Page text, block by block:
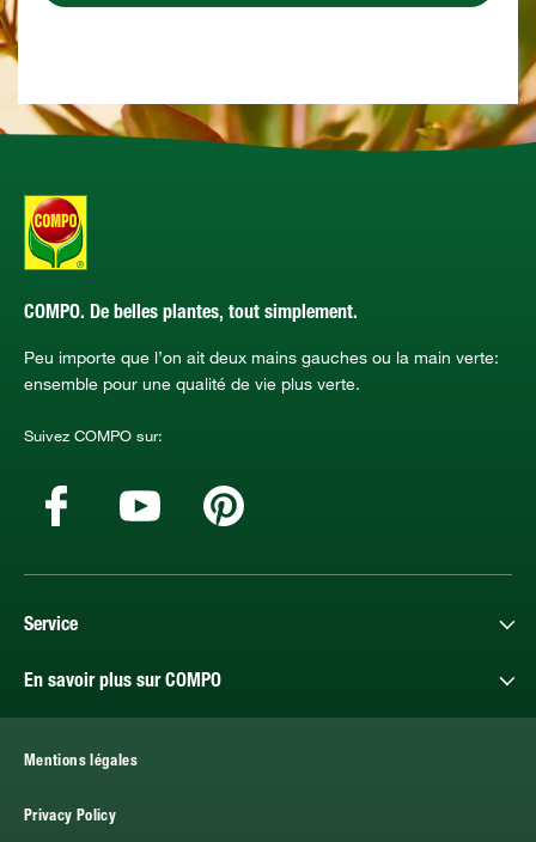
COMPO. De belles plantes, tout simplement.
Peu importe que l’on ait deux mains gauches ou la main verte:
ensemble pour une qualité de vie plus verte.
Suivez COMPO sur:
Service
En savoir plus sur COMPO
Mentions légales
Privacy Policy